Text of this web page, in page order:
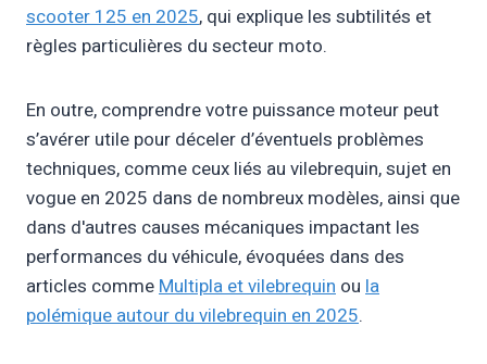
scooter 125 en 2025, qui explique les subtilités et
règles particulières du secteur moto.
En outre, comprendre votre puissance moteur peut
s’avérer utile pour déceler d’éventuels problèmes
techniques, comme ceux liés au vilebrequin, sujet en
vogue en 2025 dans de nombreux modèles, ainsi que
dans d'autres causes mécaniques impactant les
performances du véhicule, évoquées dans des
articles comme Multipla et vilebrequin ou la
polémique autour du vilebrequin en 2025.